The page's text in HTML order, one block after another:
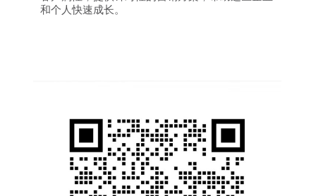
和个人快速成长。